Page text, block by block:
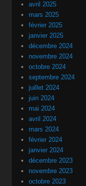
avril 2025
mars 2025
février 2025
janvier 2025
décembre 2024
novembre 2024
octobre 2024
septembre 2024
juillet 2024
juin 2024
mai 2024
avril 2024
mars 2024
février 2024
janvier 2024
décembre 2023
novembre 2023
octobre 2023